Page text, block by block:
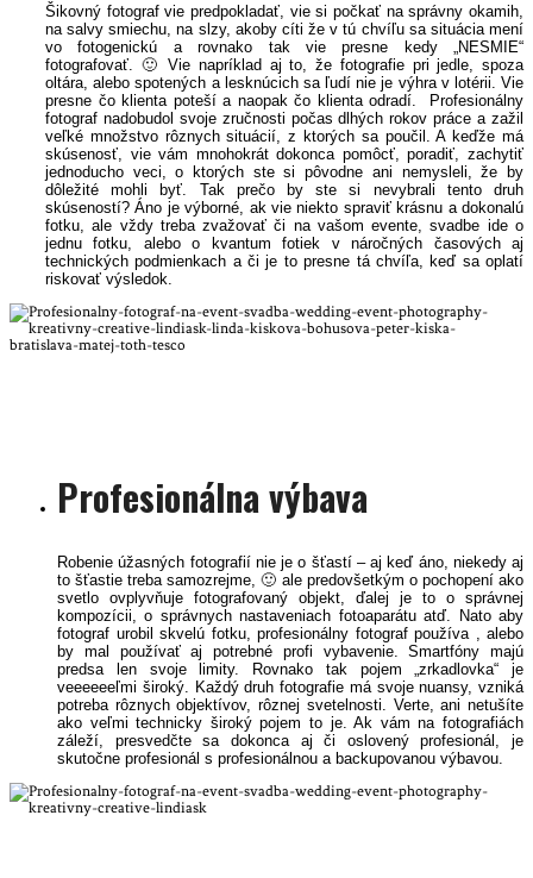
Šikovný fotograf vie predpokladať, vie si počkať na správny okamih,
na salvy smiechu, na slzy, akoby cíti že v tú chvíľu sa situácia mení
vo fotogenickú a rovnako tak vie presne kedy „NESMIE“
fotografovať. 🙂 Vie napríklad aj to, že fotografie pri jedle, spoza
oltára, alebo spotených a lesknúcich sa ľudí nie je výhra v lotérii. Vie
presne čo klienta poteší a naopak čo klienta odradí. Profesionálny
fotograf nadobudol svoje zručnosti počas dlhých rokov práce a zažil
veľké množstvo rôznych situácií, z ktorých sa poučil. A keďže má
skúsenosť, vie vám mnohokrát dokonca pomôcť, poradiť, zachytiť
jednoducho veci, o ktorých ste si pôvodne ani nemysleli, že by
dôležité mohli byť. Tak prečoby ste si nevybrali tento druh
skúseností? Áno je výborné, ak vie niekto spraviť krásnu a dokonalú
fotku, ale vždy treba zvažovať či na vašom evente, svadbe ide o
jednu fotku, alebo o kvantum fotiek v náročných časových aj
technických podmienkach a či je to presne tá chvíľa, keď sa oplatí
riskovať výsledok.
Profesionálna výbava
Robenie úžasných fotografií nie je o šťastí – aj keď áno, niekedy aj
to šťastie treba samozrejme, 🙂 ale predovšetkým o pochopení ako
svetlo ovplyvňuje fotografovaný objekt, ďalej je to o správnej
kompozícii, o správnych nastaveniach fotoaparátu atď. Nato aby
fotograf urobil skvelú fotku, profesionálny fotograf používa , alebo
by mal používať aj potrebné profi vybavenie. Smartfóny majú
predsa len svoje limity. Rovnako tak pojem „zrkadlovka“ je
veeeeeeľmi široký. Každý druh fotografie má svoje nuansy, vzniká
potreba rôznych objektívov, rôznej svetelnosti. Verte, ani netušíte
ako veľmi technicky široký pojem to je. Ak vám na fotografiách
záleží, presvedčte sa dokonca aj či oslovený profesionál, je
skutočne profesionál s profesionálnou a backupovanou výbavou.